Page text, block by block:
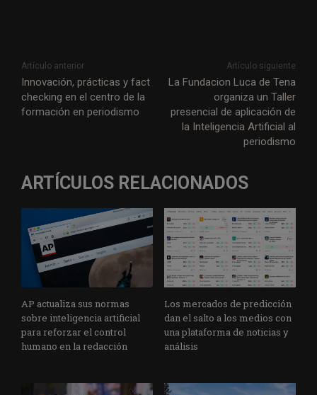
Artículo anterior
Innovación, prácticas y fact
checking en el centro de la
formación en periodismo
Artículo siguiente
La Fundacion Luca de Tena
organiza un Taller
presencial de aplicación de
la Inteligencia Artificial al
periodismo
ARTÍCULOS RELACIONADOS
AP actualiza sus normas
sobre inteligencia artificial
para reforzar el control
humano en la redacción
Los mercados de predicción
dan el salto a los medios con
una plataforma de noticias y
análisis